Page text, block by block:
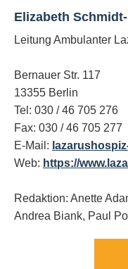
Elizabeth
Leitung Ambulanter
Bernauer Str. 117
13355 Berlin
Tel: 030 / 46 705 276
Fax: 030 / 46 705 277
E-Mail:
Web: https://
Redaktion: Anette
Andrea Biank, Paul